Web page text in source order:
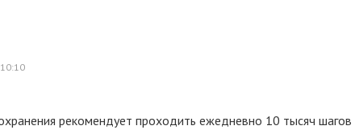
рекомендует проходить ежедневно 10 тысяч